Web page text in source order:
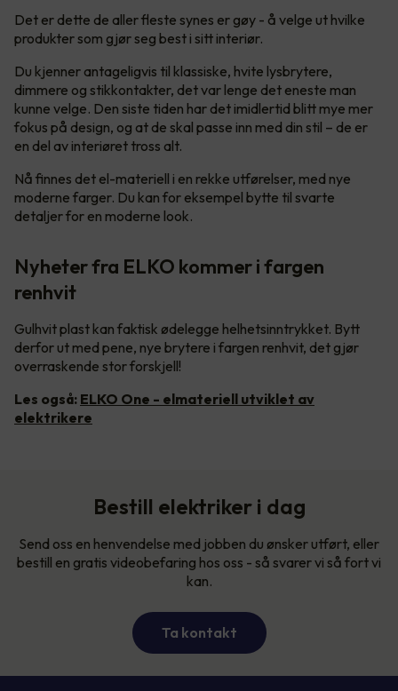
Det er dette de aller fleste synes er gøy - å velge ut hvilke
produkter som gjør seg best i sitt interiør.
Du kjenner antageligvis til klassiske, hvite lysbrytere,
dimmere og stikkontakter, det var lenge det eneste man
kunne velge. Den siste tiden har det imidlertid blitt mye mer
fokus på design, og at de skal passe inn med din stil – de er
en del av interiøret tross alt.
Nå finnes det el-materiell i en rekke utførelser, med nye
moderne farger. Du kan for eksempel bytte til svarte
detaljer for en moderne look.
Nyheter fra ELKO kommer i fargen
renhvit
Gulhvit plast kan faktisk ødelegge helhetsinntrykket. Bytt
derfor ut med pene, nye brytere i fargen renhvit, det gjør
overraskende stor forskjell!
Les også: ELKO One - elmateriell utviklet av
elektrikere
Bestill elektriker i dag
Send oss en henvendelse med jobben du ønsker utført, eller
bestill en gratis videobefaring hos oss - så svarer vi så fort vi
kan.
Ta kontakt